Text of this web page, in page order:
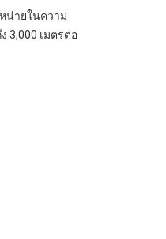
น่ายในความ
3,000 เมตรต่อ